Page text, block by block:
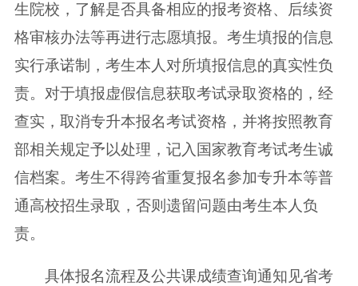
生院校，了解是否具备相应的报考资格、后续资
格审核办法等再进行志愿填报。考生填报的信息
实行承诺制，考生本人对所填报信息的真实性负
责。对于填报虚假信息获取考试录取资格的，经
查实，取消专升本报名考试资格，并将按照教育
部相关规定予以处理，记入国家教育考试考生诚
信档案。考生不得跨省重复报名参加专升本等普
通高校招生录取，否则遗留问题由考生本人负
责。
具体报名流程及公共课成绩查询通知见省考